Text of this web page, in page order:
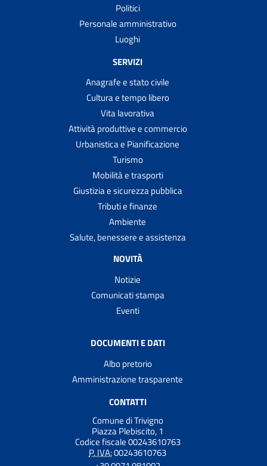
Politici
Personale amministrativo
Luoghi
SERVIZI
Anagrafe e stato civile
Cultura e tempo libero
Vita lavorativa
Attività produttive e commercio
Urbanistica e Pianificazione
Turismo
Mobilità e trasporti
Giustizia e sicurezza pubblica
Tributi e finanze
Ambiente
Salute, benessere e assistenza
NOVITÀ
Notizie
Comunicati stampa
Eventi
DOCUMENTI E DATI
Albo pretorio
Amministrazione trasparente
CONTATTI
Comune di Trivigno
Piazza Plebiscito, 1
Codice fiscale 00243610763
P. IVA:00243610763